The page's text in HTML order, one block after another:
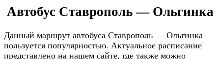
Автобус Ставрополь — Ольгинка
Данный маршрут автобуса Ставрополь — Ольгинка
пользуется популярностью. Актуальное расписание
представлено на нашем сайте, где также можно